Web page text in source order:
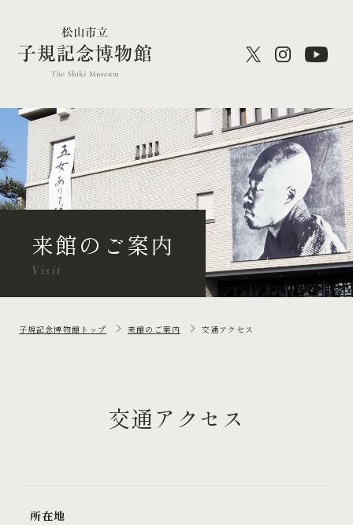
来館のご案内
Visit
子規記念博物館トップ 来館のご案内 交通アクセス
交通アクセス
所在地